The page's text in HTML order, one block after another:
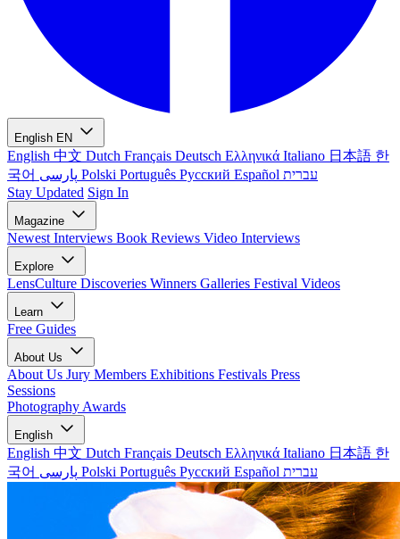
English EN
English 中文 Dutch Français Deutsch Ελληνικά Italiano 日本語 한
국어
Polski Português Русский Español עברית
Stay Updated Sign In
Magazine
Newest Interviews Book Reviews Video Interviews
Explore
LensCulture Discoveries Winners Galleries Festival Videos
Learn
Free Guides
About Us
About Us Jury Members Exhibitions Festivals Press
Sessions
Photography Awards
English
English 中文 Dutch Français Deutsch Ελληνικά Italiano 日本語 한
국어
Polski Português Русский Español עברית